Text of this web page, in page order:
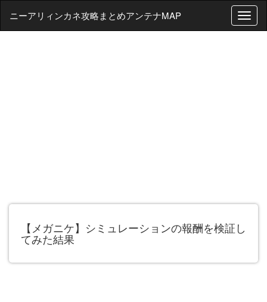
T
o
ニーアリィンカネ攻略まとめアンテナMAP
【メガニケ】シミュレーションの報酬を検証し
てみた結果